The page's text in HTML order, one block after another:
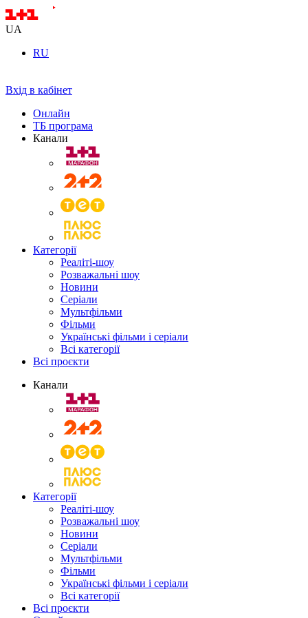
UA
RU
Вхід в кабінет
Онлайн
ТБ програма
Канали
Категорії
Реаліті-шоу
Розважальні шоу
Новини
Серіали
Мультфільми
Фільми
Українські фільми і серіали
Всі категорії
Всі проєкти
Канали
Категорії
Реаліті-шоу
Розважальні шоу
Новини
Серіали
Мультфільми
Фільми
Українські фільми і серіали
Всі категорії
Всі проєкти